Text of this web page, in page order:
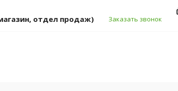
отдел продаж) Заказать звонок